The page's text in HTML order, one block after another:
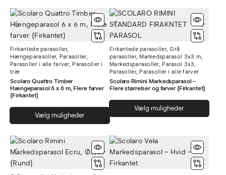
har
flere
varianter.
Mulighederne
kan
vælges
på
varesiden
Firkantede parasoller,
Hængeparasoller, Parasoller,
Parasoller i alle farver, Parasoller i
træ
Scolaro Quattro Timber
Hængeparasol 6 x 6 m, Flere farver
(Firkantet)
Vælg muligheder
vare
har
flere
varianter.
Mulighederne
Firkantede parasoller, Grå
parasoller, Markedsparasol 3x3 m,
Markedsparasoller, Parasol 3x3,
Parasoller, Parasoller i alle farver
Scolaro Rimini Markedsparasol –
Flere størrelser og farver (Firkantet)
Vælg muligheder
vare